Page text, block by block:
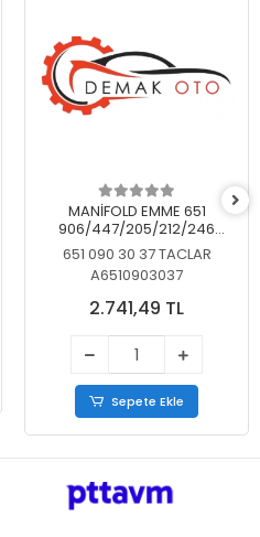
MANİFOLD EMME 651
906/447/205/212/246
KELEBEKSİZ
651 090 30 37 TACLAR
A6510903037
2.741,49 TL
Sepete Ekle